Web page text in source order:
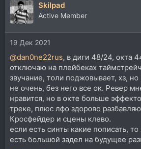
Skilpad
Active Member
19 Дек 2021
@dan0ne22rus, в диги 48/24, окта
отключаю на плейбеках
звучание, толи поджовывает, хз, но
не очень, без него все ок. Ревер
нравится, но в окте больше
треке, плюс лфо здорово
Кросфейдер и сцены клево.
если есть синты какие пописать, то
есть большой задел на будущее